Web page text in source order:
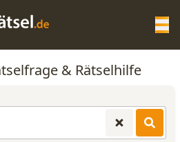
HILFE
& Rätselhilfe